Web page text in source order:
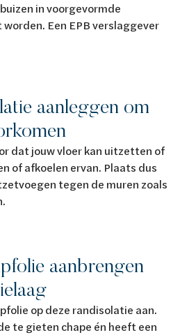
in voorgevormde
Een EPB verslaggever
aanleggen om
dat jouw vloer kan uitzetten of
of afkoelen ervan. Plaats dus
tegen de muren zoals
aanbrengen
op deze randisolatie aan.
te gieten chape én heeft een